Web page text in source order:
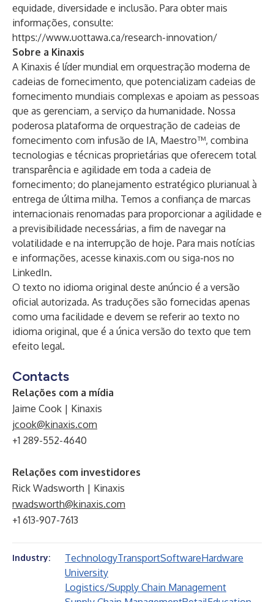
equidade, diversidade e inclusão. Para obter mais
informações, consulte:
https://www.uottawa.ca/research-innovation/
Sobre a Kinaxis
A Kinaxis é líder mundial em orquestração moderna de
cadeias de fornecimento, que potencializam cadeias de
fornecimento mundiais complexas e apoiam as pessoas
que as gerenciam, a serviço da humanidade. Nossa
poderosa plataforma de orquestração de cadeias de
fornecimento com infusão de IA, Maestro™, combina
tecnologias e técnicas proprietárias que oferecem total
transparência e agilidade em toda a cadeia de
fornecimento; do planejamento estratégico plurianual à
entrega de última milha. Temos a confiança de marcas
internacionais renomadas para proporcionar a agilidade e
a previsibilidade necessárias, a fim de navegar na
volatilidade e na interrupção de hoje. Para mais notícias
e informações, acesse kinaxis.com ou siga-nos no
LinkedIn.
O texto no idioma original deste anúncio é a versão
oficial autorizada. As traduções são fornecidas apenas
como uma facilidade e devem se referir ao texto no
idioma original, que é a única versão do texto que tem
efeito legal.
Contacts
Relações com a mídia
Jaime Cook | Kinaxis
jcook@kinaxis.com
+1 289-552-4640
Relações com investidores
Rick Wadsworth | Kinaxis
rwadsworth@kinaxis.com
+1 613-907-7613
Industry: TechnologyTransportSoftwareHardware
University
Logistics/Supply Chain Management